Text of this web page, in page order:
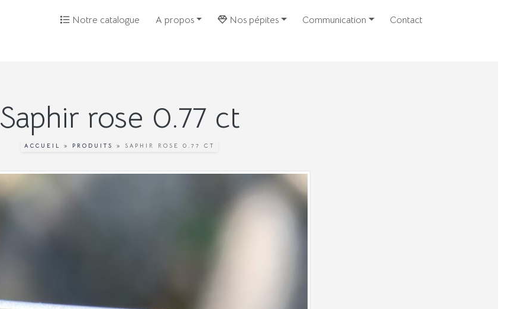
Notre catalogue A propos Nos pépites Communication Contact
Saphir rose 0.77 ct
ACCUEIL » PRODUITS » SAPHIR ROSE 0.77 CT